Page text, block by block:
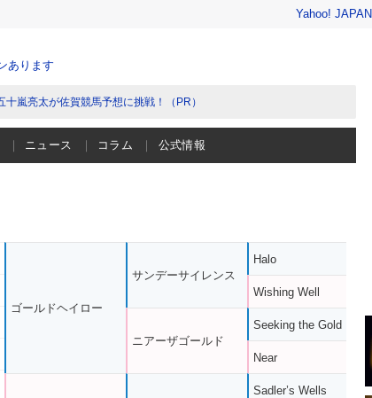
Yahoo! JAPAN
あります
十嵐亮太が佐賀競馬予想に挑戦！（PR）
ニュース コラム 公式情報
ゴールドヘイロー
サンデーサイレンス
ニアーザゴールド
Halo
Wishing Well
Seeking the Gold
Near
Sadler’s Wells